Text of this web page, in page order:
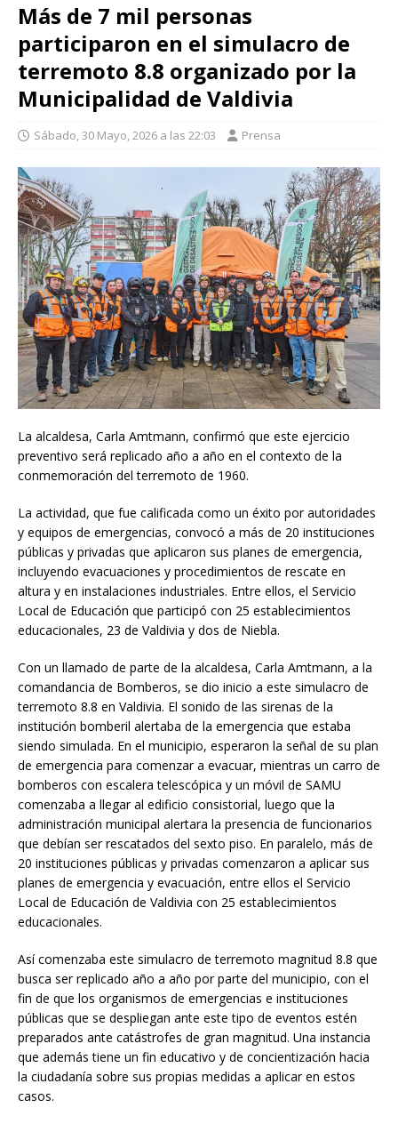
Más de 7 mil personas
participaron en el simulacro de
terremoto 8.8 organizado por la
Municipalidad de Valdivia
Sábado, 30 Mayo, 2026 a las 22:03 Prensa
La alcaldesa, Carla Amtmann, confirmó que este ejercicio
preventivo será replicado año a año en el contexto de la
conmemoración del terremoto de 1960.
La actividad, que fue calificada como un éxito por autoridades
y equipos de emergencias, convocó a más de 20 instituciones
públicas y privadas que aplicaron sus planes de emergencia,
incluyendo evacuaciones y procedimientos de rescate en
altura y en instalaciones industriales. Entre ellos, el Servicio
Local de Educación que participó con 25 establecimientos
educacionales, 23 de Valdivia y dos de Niebla.
Con un llamado de parte de la alcaldesa, Carla Amtmann, a la
comandancia de Bomberos, se dio inicio a este simulacro de
terremoto 8.8 en Valdivia. El sonido de las sirenas de la
institución bomberil alertaba de la emergencia que estaba
siendo simulada. En el municipio, esperaron la señal de su plan
de emergencia para comenzar a evacuar, mientras un carro de
bomberos con escalera telescópica y un móvil de SAMU
comenzaba a llegar al edificio consistorial, luego que la
administración municipal alertara la presencia de funcionarios
que debían ser rescatados del sexto piso. En paralelo, más de
20 instituciones públicas y privadas comenzaron a aplicar sus
planes de emergencia y evacuación, entre ellos el Servicio
Local de Educación de Valdivia con 25 establecimientos
educacionales.
Así comenzaba este simulacro de terremoto magnitud 8.8 que
busca ser replicado año a año por parte del municipio, con el
fin de que los organismos de emergencias e instituciones
públicas que se despliegan ante este tipo de eventos estén
preparados ante catástrofes de gran magnitud. Una instancia
que además tiene un fin educativo y de concientización hacia
la ciudadanía sobre sus propias medidas a aplicar en estos
casos.